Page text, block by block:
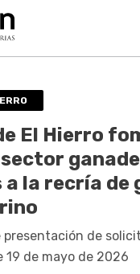
El Hierro
a la recría de
presentación de
de mayo de 2026